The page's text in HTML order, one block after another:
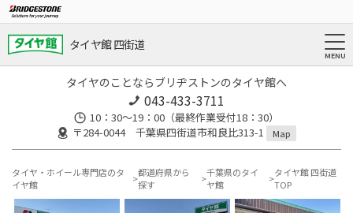
タイヤ館 四街道
タイヤのことならブリヂストンのタイヤ館へ
043-433-3711
10：30～19：00（最終作業受付18：30）
〒284-0044 千葉県四街道市和良比313-1
Map
タイヤ・ホイール専門店のタ
イヤ館
都道府県から
探す
千葉県のタイ
ヤ館
タイヤ館 四街道
TOP